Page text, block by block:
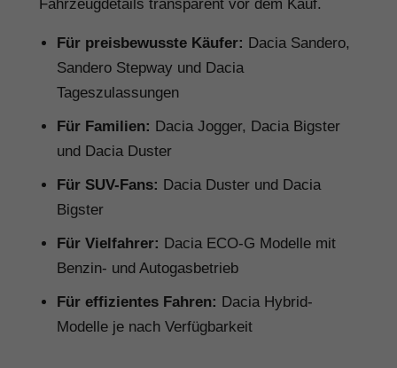
Fahrzeugdetails transparent vor dem Kauf.
Für preisbewusste Käufer: Dacia Sandero,
Sandero Stepway und Dacia
Tageszulassungen
Für Familien: Dacia Jogger, Dacia Bigster
und Dacia Duster
Für SUV-Fans: Dacia Duster und Dacia
Bigster
Für Vielfahrer: Dacia ECO-G Modelle mit
Benzin- und Autogasbetrieb
Für effizientes Fahren: Dacia Hybrid-
Modelle je nach Verfügbarkeit